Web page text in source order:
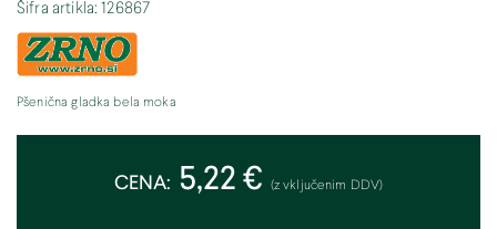
Šifra artikla: 126867
Pšenična gladka bela moka
CENA: 5,22 € (z vključenim DDV)